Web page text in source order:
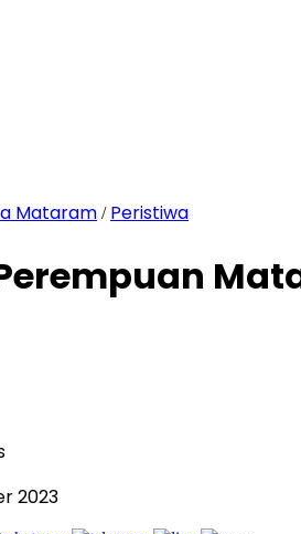
Mataram / Peristiwa
2023